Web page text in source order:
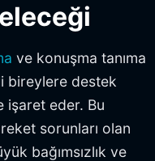
ve konuşma tanıma
bireylere destek
işaret eder. Bu
sorunları olan
bağımsızlık ve